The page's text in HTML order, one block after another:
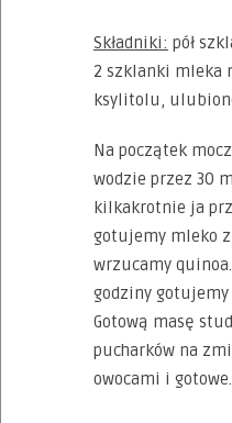
Składniki: pół
2 szklanki mleka
ksylitolu,
Na początek
wodzie przez 30
kilkakrotnie ja
gotujemy mleko
wrzucamy
godziny
Gotową masę
pucharków na
owocami i gotowe.